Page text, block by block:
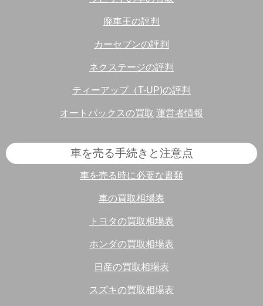
廃車王の評判
カーセブンの評判
ネクステージの評判
ティーアップ（T-UP)の評判
オートバックスの買取 運営者情報
車を売る手続きと注意点
車を売る時に必要な書類
車の買取相場表
トヨタの買取相場表
ホンダの買取相場表
日産の買取相場表
スズキの買取相場表